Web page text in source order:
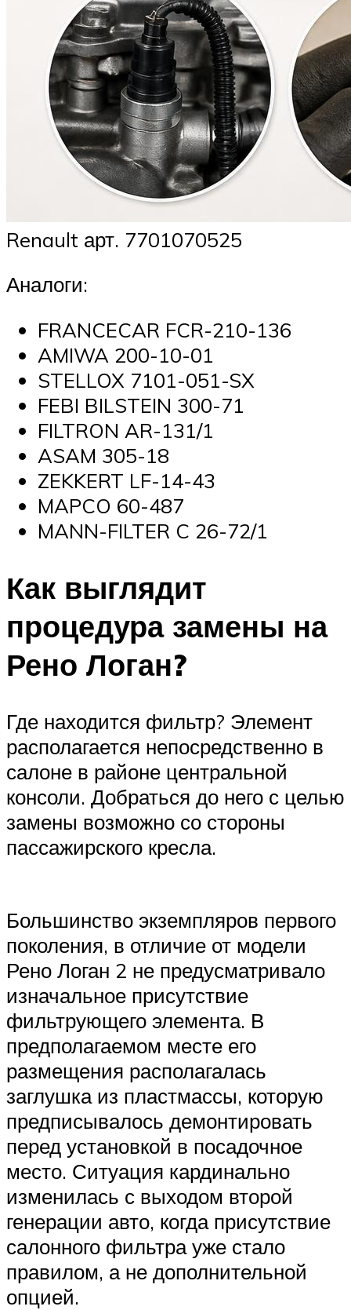
Renault арт. 7701070525
Аналоги:
FRANCECAR FCR-210-136
AMIWA 200-10-01
STELLOX 7101-051-SX
FEBI BILSTEIN 300-71
FILTRON AR-131/1
ASAM 305-18
ZEKKERT LF-14-43
MAPCO 60-487
MANN-FILTER C 26-72/1
Как выглядит
процедура замены на
Рено Логан?
Где находится фильтр? Элемент
располагается непосредственно в
салоне в районе центральной
консоли. Добраться до него с целью
замены возможно со стороны
пассажирского кресла.
Большинство экземпляров первого
поколения, в отличие от модели
Рено Логан 2 не предусматривало
изначальное присутствие
фильтрующего элемента. В
предполагаемом месте его
размещения располагалась
заглушка из пластмассы, которую
предписывалось демонтировать
перед установкой в посадочное
место. Ситуация кардинально
изменилась с выходом второй
генерации авто, когда присутствие
салонного фильтра уже стало
правилом, а не дополнительной
опцией.